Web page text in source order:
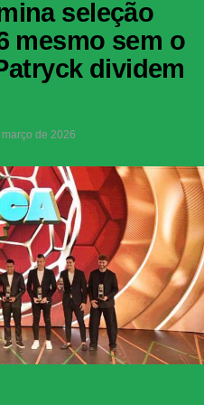
seleção
mesmo sem o
dividem
de 2026